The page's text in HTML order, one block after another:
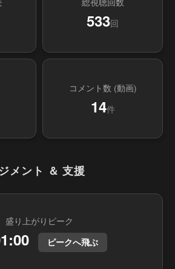
533回
コメント数 (動画)
14件
メント ＆ 支援
盛り上がりピーク
ピークへ飛ぶ